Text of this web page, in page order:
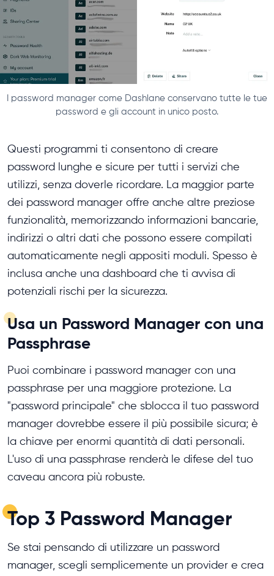
I password manager come Dashlane conservano tutte le tue
password e gli account in unico posto.
Questi programmi ti consentono di creare
password lunghe e sicure per tutti i servizi che
utilizzi, senza doverle ricordare. La maggior parte
dei password manager offre anche altre preziose
funzionalità, memorizzando informazioni bancarie,
indirizzi o altri dati che possono essere compilati
automaticamente negli appositi moduli. Spesso è
inclusa anche una dashboard che ti avvisa di
potenziali rischi per la sicurezza.
Usa un Password Manager con una
Passphrase
Puoi combinare i password manager con una
passphrase per una maggiore protezione. La
"password principale" che sblocca il tuo password
manager dovrebbe essere il più possibile sicura; è
la chiave per enormi quantità di dati personali.
L'uso di una passphrase renderà le difese del tuo
caveau ancora più robuste.
Top 3 Password Manager
Se stai pensando di utilizzare un password
manager, scegli semplicemente un provider e crea